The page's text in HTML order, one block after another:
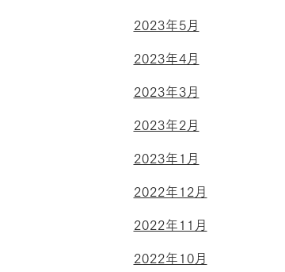
2023年5月
2023年4月
2023年3月
2023年2月
2023年1月
2022年12月
2022年11月
2022年10月